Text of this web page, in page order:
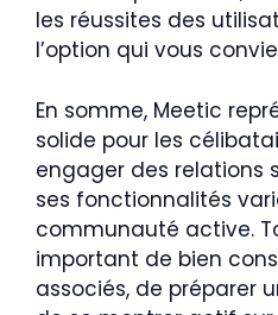
les réussites des
l’option qui vous
En somme, Meetic
solide pour les
engager des relations
ses fonctionnalités
communauté active.
important de bien
associés, de préparer